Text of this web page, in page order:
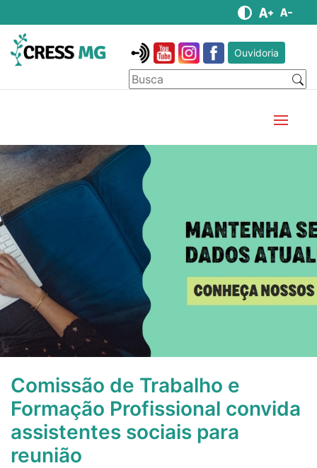
Ouvidoria
Comissão de Trabalho e
Formação Profissional convida
assistentes sociais para
reunião